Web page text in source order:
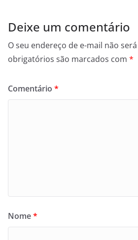
Deixe um comentário
O seu endereço de e-mail não
obrigatórios são marcados com *
Comentário *
Nome*